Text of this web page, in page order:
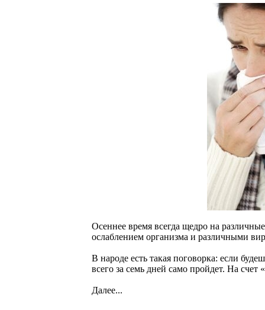
Осеннее время всегда щедро на
ослаблением организма и различными
В народе есть такая поговорка: если
всего за семь дней само пройдет. На
Далее...